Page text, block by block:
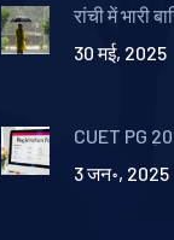
रांची में भारी
अलर्ट
30 मई, 2025
CUET PG
3 जन॰, 2025